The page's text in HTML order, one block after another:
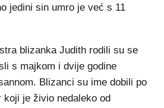
jedini sin umro je već s 11
blizanka Judith rodili su se
s majkom i dvije godine
Blizanci su ime dobili po
koji je živio nedaleko od